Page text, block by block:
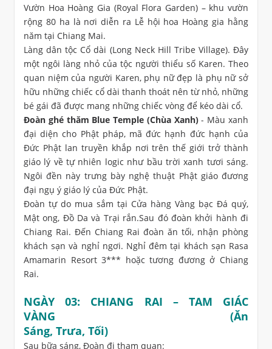
Vườn Hoa Hoàng Gia (Royal Flora Garden) – khu vườn
rộng 80 ha là nơi diễn ra Lễ hội hoa Hoàng gia hằng
năm tại Chiang Mai.
Làng dân tộc Cổ dài (Long Neck Hill Tribe Village). Đây
một ngôi làng nhỏ của tộc người thiểu số Karen. Theo
quan niệm của người Karen, phụ nữ đẹp là phụ nữ sở
hữu những chiếc cổ dài thanh thoát nên từ nhỏ, những
bé gái đã được mang những chiếc vòng để kéo dài cổ.
Đoàn ghé thăm Blue Temple (Chùa Xanh)- Màu xanh
đại diện cho Phật pháp, mã đức hạnh đức hạnh của
Đức Phật lan truyền khắp nơi trên thế giới trở thành
giáo lý về tự nhiên logic như bầu trời xanh tươi sáng.
Ngôi đền này trưng bày nghệ thuật Phật giáo đương
đại ngụ ý giáo lý của Đức Phật.
Đoàn tự do mua sắm tại Cửa hàng Vàng bạc Đá quý,
Mật ong, Đồ Da và Trại rắn.Sau đó đoàn khởi hành đi
Chiang Rai. Đến Chiang Rai đoàn ăn tối, nhận phòng
khách sạn và nghỉ ngơi. Nghỉ đêm tại khách sạn Rasa
Amamarin Resort 3*** hoặc tương đương ở Chiang
Rai.
NGÀY 03: CHIANG RAI – TAM GIÁC
VÀNG (Ăn
Sáng, Trưa, Tối)
Sau bữa sáng, Đoàn đi tham quan: